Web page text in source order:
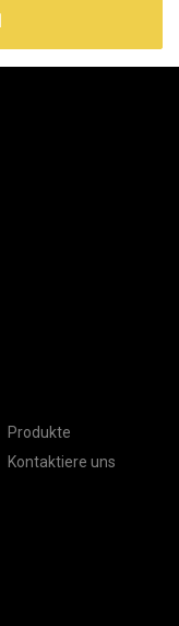
Produkte
Kontaktiere uns